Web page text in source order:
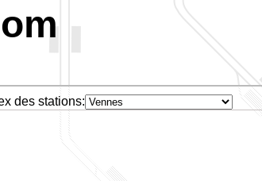
des stations: